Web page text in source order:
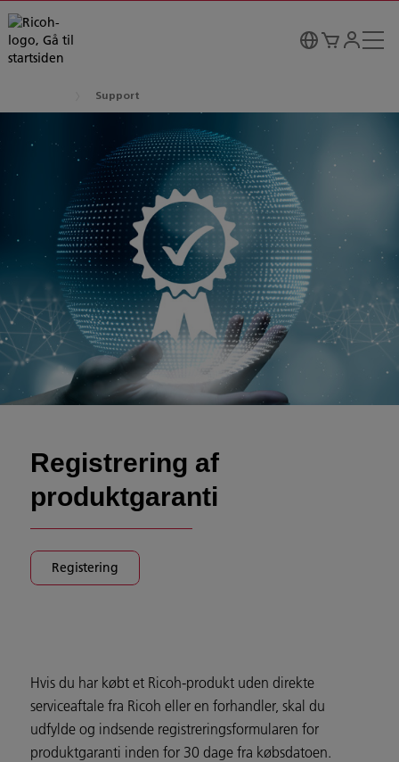
Support
Registrering af
produktgaranti
Registering
Hvis du har købt et Ricoh-produkt uden direkte
serviceaftale fra Ricoh eller en forhandler, skal du
udfylde og indsende registreringsformularen for
produktgaranti inden for 30 dage fra købsdatoen.